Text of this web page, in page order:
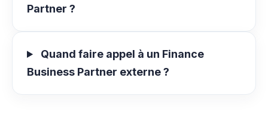
Partner ?
Quand faire appel à un Finance
Business Partner externe ?